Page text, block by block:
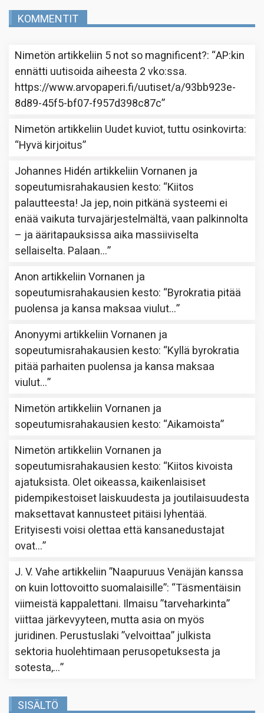
KOMMENTIT
Nimetön artikkeliin 5 not so magnificent?: “AP:kin
ennätti uutisoida aiheesta 2 vko:ssa.
https://www.arvopaperi.fi/uutiset/a/93bb923e-
8d89-45f5-bf07-f957d398c87c”
Nimetön artikkeliin Uudet kuviot, tuttu osinkovirta:
“Hyvä kirjoitus”
Johannes Hidén artikkeliinVornanen ja
sopeutumisrahakausien kesto: “Kiitos
palautteesta! Ja jep, noin pitkänä systeemi ei
enää vaikuta turvajärjestelmältä, vaan palkinnolta
– ja ääritapauksissa aika massiiviselta
sellaiselta. Palaan…”
Anon artikkeliinVornanen ja
sopeutumisrahakausien kesto: “Byrokratia pitää
puolensa ja kansa maksaa viulut…”
Anonyymi artikkeliinVornanen ja
sopeutumisrahakausien kesto: “Kyllä byrokratia
pitää parhaiten puolensa ja kansa maksaa
viulut…”
Nimetön artikkeliinVornanen ja
sopeutumisrahakausien kesto: “Aikamoista”
Nimetön artikkeliinVornanen ja
sopeutumisrahakausien kesto: “Kiitos kivoista
ajatuksista. Olet oikeassa, kaikenlaisiset
pidempikestoiset laiskuudesta ja joutilaisuudesta
maksettavat kannusteet pitäisi lyhentää.
Erityisesti voisi olettaa että kansanedustajat
ovat…”
J. V. Vahe artikkeliin”Naapuruus Venäjän kanssa
on kuin lottovoitto suomalaisille”: “Täsmentäisin
viimeistä kappalettani. Ilmaisu ”tarveharkinta”
viittaa järkevyyteen, mutta asia on myös
juridinen. Perustuslaki ”velvoittaa” julkista
sektoria huolehtimaan perusopetuksesta ja
sotesta,…”
SISÄLTÖ